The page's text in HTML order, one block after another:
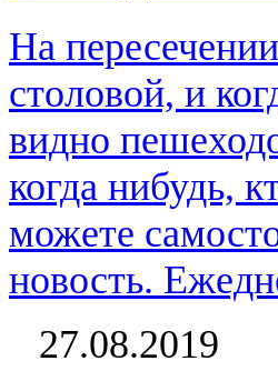
На
столовой, и
видно
когда нибудь,
можете
новость.
27.08.2019